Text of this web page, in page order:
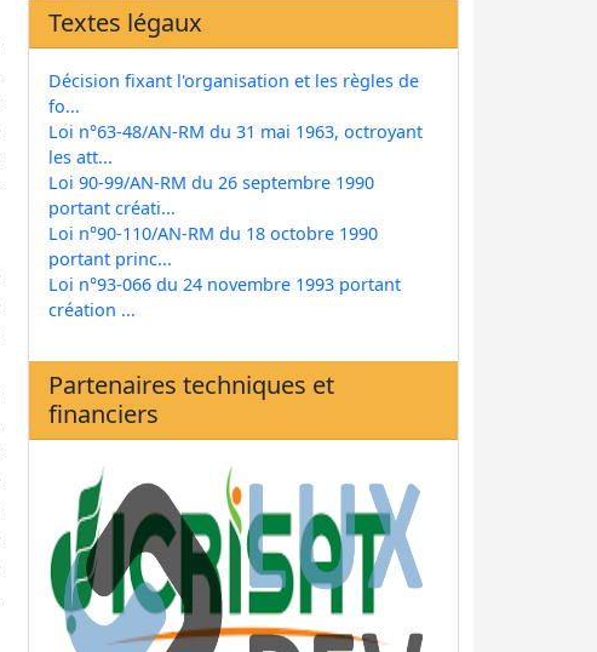
Textes légaux
Décision fixant l'organisation et les règles de
fo...
Loi n°63-48/AN-RM du 31 mai 1963, octroyant
les att...
Loi 90-99/AN-RM du 26 septembre 1990
portant créati...
Loi n°90-110/AN-RM du 18 octobre 1990
portant princ...
Loi n°93-066 du 24 novembre 1993 portant
création ...
Partenaires techniques et
financiers